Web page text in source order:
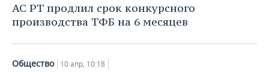
АС РТ продлил срок конкурсного
производства ТФБ на 6 месяцев
Общество 10 апр, 10:18